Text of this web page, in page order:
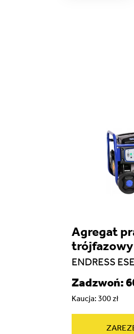
Agregat
trójfazowy
ENDRESS
Zadzwoń:
Kaucja: 300 zł